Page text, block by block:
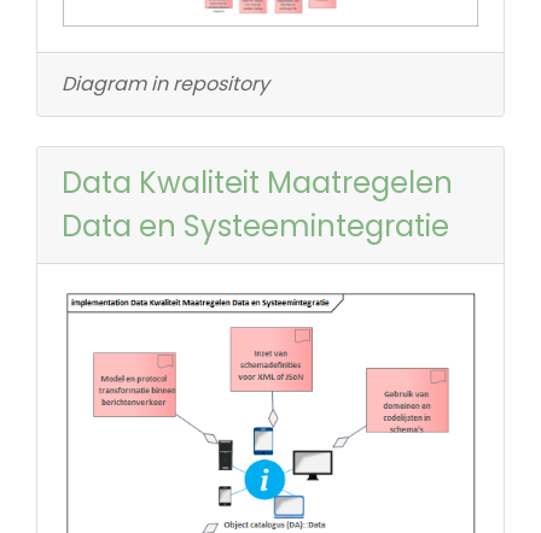
Diagram in repository
Data Kwaliteit Maatregelen
Data en Systeemintegratie